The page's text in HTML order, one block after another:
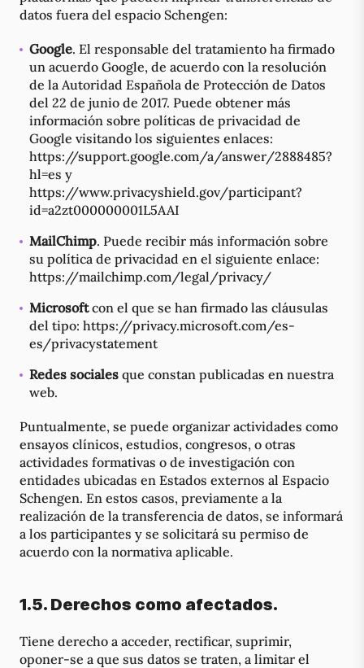
datos fuera del espacio Schengen:
Google. El responsable del tratamiento ha firmado
un acuerdo Google, de acuerdo con la resolución
de la Autoridad Española de Protección de Datos
del 22 de junio de 2017. Puede obtener más
información sobre políticas de privacidad de
Google visitando los siguientes enlaces:
https://support.google.com/a/answer/2888485?
hl=es y
https://www.privacyshield.gov/participant?
id=a2zt000000001L5AAI
MailChimp. Puede recibir más información sobre
su política de privacidad en el siguiente enlace:
https://mailchimp.com/legal/privacy/
Microsoftcon el que se han firmado las cláusulas
del tipo: https://privacy.microsoft.com/es-
es/privacystatement
Redes sociales que constan publicadas en nuestra
web.
Puntualmente, se puede organizar actividades como
ensayos clínicos, estudios, congresos, o otras
actividades formativas o de investigación con
entidades ubicadas en Estados externos al Espacio
Schengen. En estos casos, previamente a la
realización de la transferencia de datos, se informará
a los participantes y se solicitará su permiso de
acuerdo con la normativa aplicable.
1.5. Derechos como afectados.
Tiene derecho a acceder, rectificar, suprimir,
oponer-se a que sus datos se traten, a limitar el